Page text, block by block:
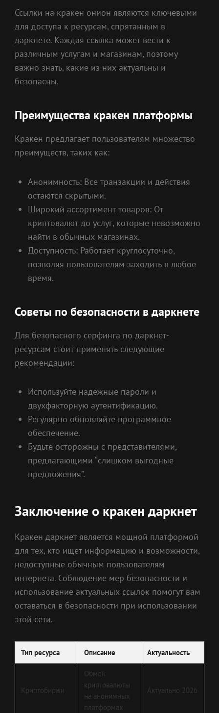
Ссылки на кракен онион являются ключевыми
для доступа к ресурсам, спрятанным в
даркнете. Каждая ссылка может вести к
различным услугам и магазинам, поэтому
важно знать, какие из них актуальны и
безопасны.
Преимущества кракен платформы
Кракен предлагает пользователям множество
преимуществ, таких как:
Анонимность: Все транзакции и действия
остаются скрытыми.
Широкий ассортимент товаров: От
криптовалют до услуг, которые невозможно
найти в обычных магазинах.
Доступность: Работает круглосуточно,
позволяя пользователям заходить в любое
время.
Советы по безопасности в даркнете
Для безопасного серфинга по даркнет-
ресурсам стоит применять следующие
рекомендации:
Используйте надежные пароли и
двухфакторную аутентификацию.
Регулярно обновляйте программное
обеспечение.
Будьте осторожны с представителями,
предлагающими “слишком выгодные
предложения”.
Заключение о кракен даркнет
Кракен даркнет является мощной платформой
для тех, кто ищет информацию и возможности,
недоступные обычным пользователям
интернета. Соблюдение мер безопасности и
использование актуальных ссылок помогут вам
оставаться в безопасности при использовании
этой сети.
Тип ресурса Описание Актуальность
Криптобиржи
Обмен
криптовалюты
на анонимных
платформах
Актуально 2026